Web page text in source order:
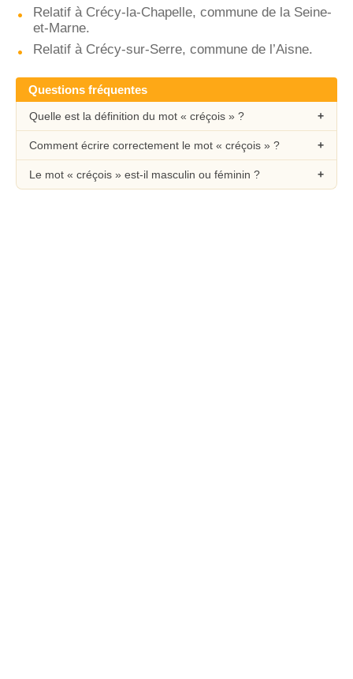
Relatif à Crécy-la-Chapelle, commune de la Seine-
et-Marne.
Relatif à Crécy-sur-Serre, commune de l’Aisne.
Questions fréquentes
Quelle est la définition du mot « créçois » ?
Comment écrire correctement le mot « créçois » ?
Le mot « créçois » est-il masculin ou féminin ?